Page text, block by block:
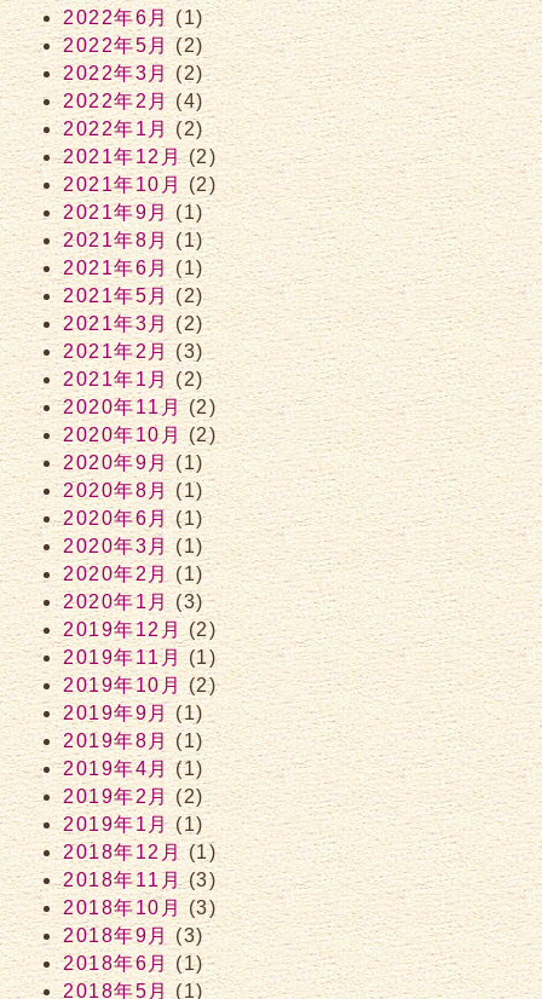
2022年6月(1)
2022年5月(2)
2022年3月(2)
2022年2月(4)
2022年1月(2)
2021年12月(2)
2021年10月(2)
2021年9月(1)
2021年8月(1)
2021年6月(1)
2021年5月(2)
2021年3月(2)
2021年2月(3)
2021年1月(2)
2020年11月(2)
2020年10月(2)
2020年9月(1)
2020年8月(1)
2020年6月(1)
2020年3月(1)
2020年2月(1)
2020年1月(3)
2019年12月(2)
2019年11月(1)
2019年10月(2)
2019年9月(1)
2019年8月(1)
2019年4月(1)
2019年2月(2)
2019年1月(1)
2018年12月(1)
2018年11月(3)
2018年10月(3)
2018年9月(3)
2018年6月(1)
2018年5月(1)